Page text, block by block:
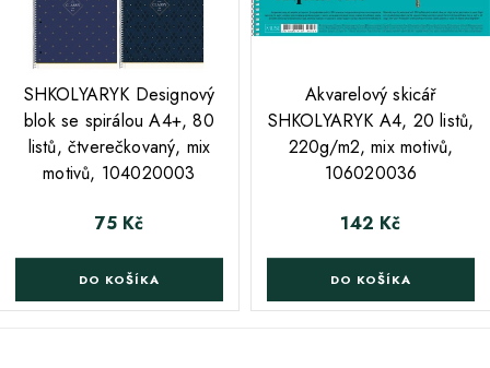
SHKOLYARYK Designový
blok se spirálou A4+, 80
listů, čtverečkovaný, mix
motivů, 104020003
Cena
75 Kč
DO KOŠÍKA
Akvarelový skicář
SHKOLYARYK A4, 20 listů,
220g/m2, mix motivů,
106020036
Cena
142 Kč
DO KOŠÍKA